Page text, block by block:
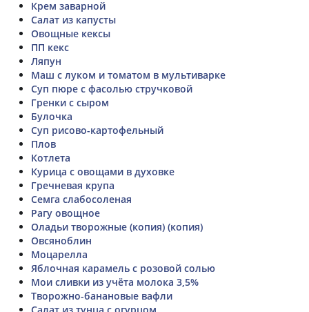
Крем заварной
Салат из капусты
Овощные кексы
ПП кекс
Ляпун
Маш с луком и томатом в мультиварке
Суп пюре с фасолью стручковой
Гренки с сыром
Булочка
Суп рисово-картофельный
Плов
Котлета
Курица с овощами в духовке
Гречневая крупа
Семга слабосоленая
Рагу овощное
Оладьи творожные (копия) (копия)
Овсяноблин
Моцарелла
Яблочная карамель с розовой солью
Мои сливки из учёта молока 3,5%
Творожно-банановые вафли